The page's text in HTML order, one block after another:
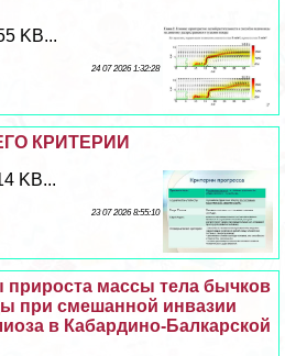
KB...
24 07 2026 1:32:28
КРИТЕРИИ
KB...
23 07 2026 8:55:10
массы тела бычков
при смешанной инвазии
в Кабардино-Балкарской